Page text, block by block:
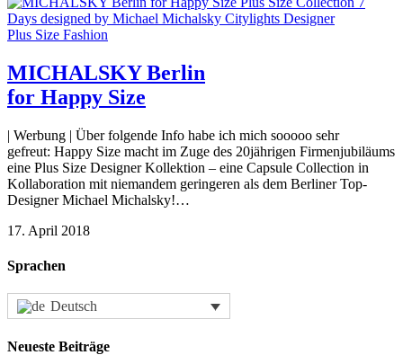
Plus Size Fashion
MICHALSKY Berlin
for Happy Size
| Werbung | Über folgende Info habe ich mich sooooo sehr
gefreut: Happy Size macht im Zuge des 20jährigen Firmenjubiläums
eine Plus Size Designer Kollektion – eine Capsule Collection in
Kollaboration mit niemandem geringeren als dem Berliner Top-
Designer Michael Michalsky!…
17. April 2018
Sprachen
Deutsch
Neueste Beiträge